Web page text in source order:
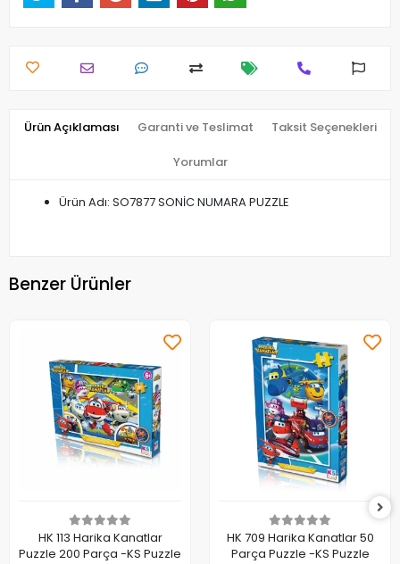
Ürün Açıklaması Garanti ve Teslimat Taksit Seçenekleri
Yorumlar
Ürün Adı: SO7877 SONİC NUMARA PUZZLE
Benzer Ürünler
Sepete Ekle
HK 113 Harika Kanatlar
Puzzle 200 Parça -KS Puzzle
Sepete Ekle
HK 709 Harika Kanatlar 50
Parça Puzzle -KS Puzzle